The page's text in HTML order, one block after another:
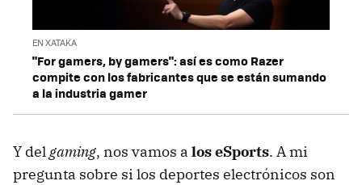
EN XATAKA
"For gamers, by gamers": así es como Razer
compite con los fabricantes que se están sumando
a la industria gamer
Y delgaming, nos vamos a los eSports. A mi
pregunta sobre si los deportes electrónicos son